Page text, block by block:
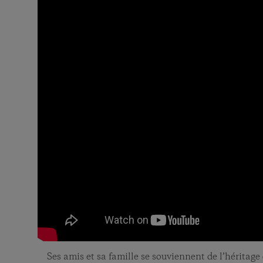
Ses amis et sa famille se souviennent de